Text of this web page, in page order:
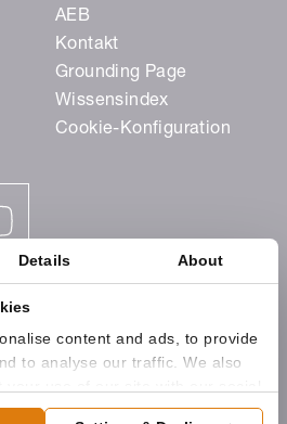
Details About
content and ads, to provide
to analyse our traffic. We also
partners who may
AEB
Kontakt
Grounding Page
Wissensindex
Cookie-Konfiguration
9 89331 Burgau